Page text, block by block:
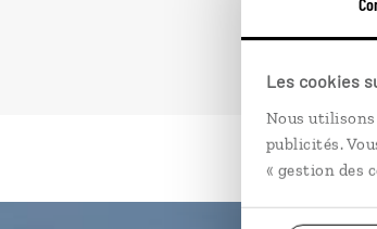
Les cookies
Nous
publicités.
« gestion des